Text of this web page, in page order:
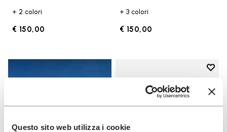
Questo sito web utilizza i cookie
+ 2 colori
€ 150,00
+ 3 colori
€ 150,00
Add